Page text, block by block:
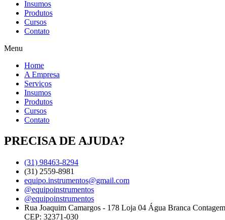
Insumos
Produtos
Cursos
Contato
Menu
Home
A Empresa
Serviços
Insumos
Produtos
Cursos
Contato
PRECISA DE AJUDA?
(31) 98463-8294
(31) 2559-8981
equipo.instrumentos@gmail.com
@equipoinstrumentos
@equipoinstrumentos
Rua Joaquim Camargos - 178 Loja 04 Água Branca
CEP: 32371-030